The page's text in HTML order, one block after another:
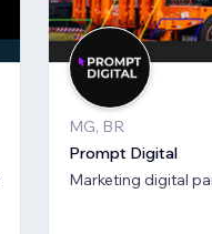
MG, BR
Prompt Digital
Marketing digital